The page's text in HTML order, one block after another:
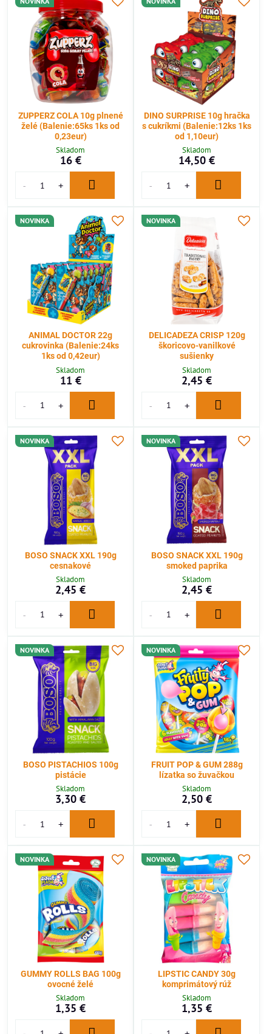
ZUPPERZ COLA 10g plnené
želé (Balenie:65ks 1ks od
0,23eur)
Skladom
16 €
DINO SURPRISE 10g hračka
s cukríkmi (Balenie:12ks 1ks
od 1,10eur)
Skladom
14,50 €
NOVINKA
ANIMAL DOCTOR 22g
cukrovinka (Balenie:24ks
1ks od 0,42eur)
Skladom
11 €
NOVINKA
DELICADEZA CRISP 120g
škoricovo-vanilkové
sušienky
Skladom
2,45 €
NOVINKA
BOSO SNACK XXL 190g
cesnakové
Skladom
2,45 €
NOVINKA
BOSO SNACK XXL 190g
smoked paprika
Skladom
2,45 €
NOVINKA
BOSO PISTACHIOS 100g
pistácie
Skladom
3,30 €
NOVINKA
FRUIT POP & GUM 288g
lízatka so žuvačkou
Skladom
2,50 €
NOVINKA
GUMMY ROLLS BAG 100g
ovocné želé
Skladom
1,35 €
NOVINKA
LIPSTIC CANDY 30g
komprimátový rúž
Skladom
1,35 €